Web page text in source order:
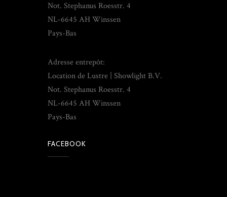
Not. Stephanus Roesstr. 4
NL-6645 AH Winssen
Pays-Bas
Adresse entrepôt:
Location de Lustre | Showlight B.V.
Not. Stephanus Roesstr. 4
NL-6645 AH Winssen
Pays-Bas
FACEBOOK